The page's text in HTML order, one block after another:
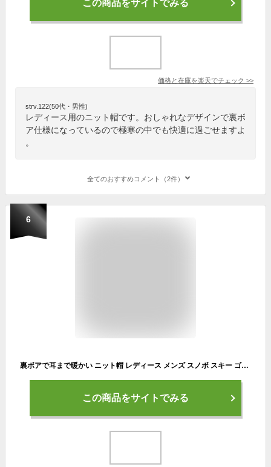
この商品をサイトでみる
価格と在庫を楽天でチェック >>
strv.122(50代・男性)
レディース用のニット帽です。おしゃれなデザインで裏ボ
ア仕様になっているので極寒の中でも快適に過ごせますよ
。
全てのおすすめコメント（2件）
6
裏ボアで耳まで暖かい ニット帽 レディース メンズ スノボ スキー ゴルフ 秋 冬 帽子 防寒 暖かい ボア ケーブルニット くすみ色 ダルカラー 裏起毛 裏フリース ブラウン 茶色 おしゃれ 人気 送料無料 タグ【イニシャルラベル対応】【あったかくすみカラーボアニット】
この商品をサイトでみる